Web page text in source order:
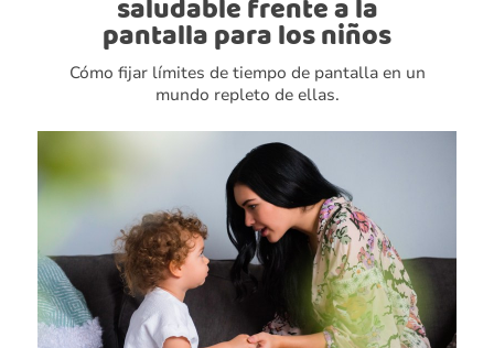
saludable frente a la
pantalla para los niños
Cómo fijar límites de tiempo de pantalla en un
mundo repleto de ellas.